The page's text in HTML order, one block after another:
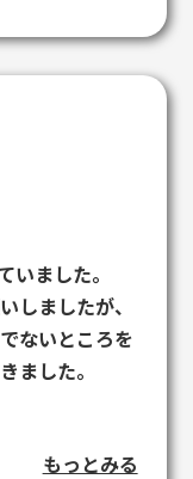
いました。
しましたが、
ないところを
ました。
もっとみる